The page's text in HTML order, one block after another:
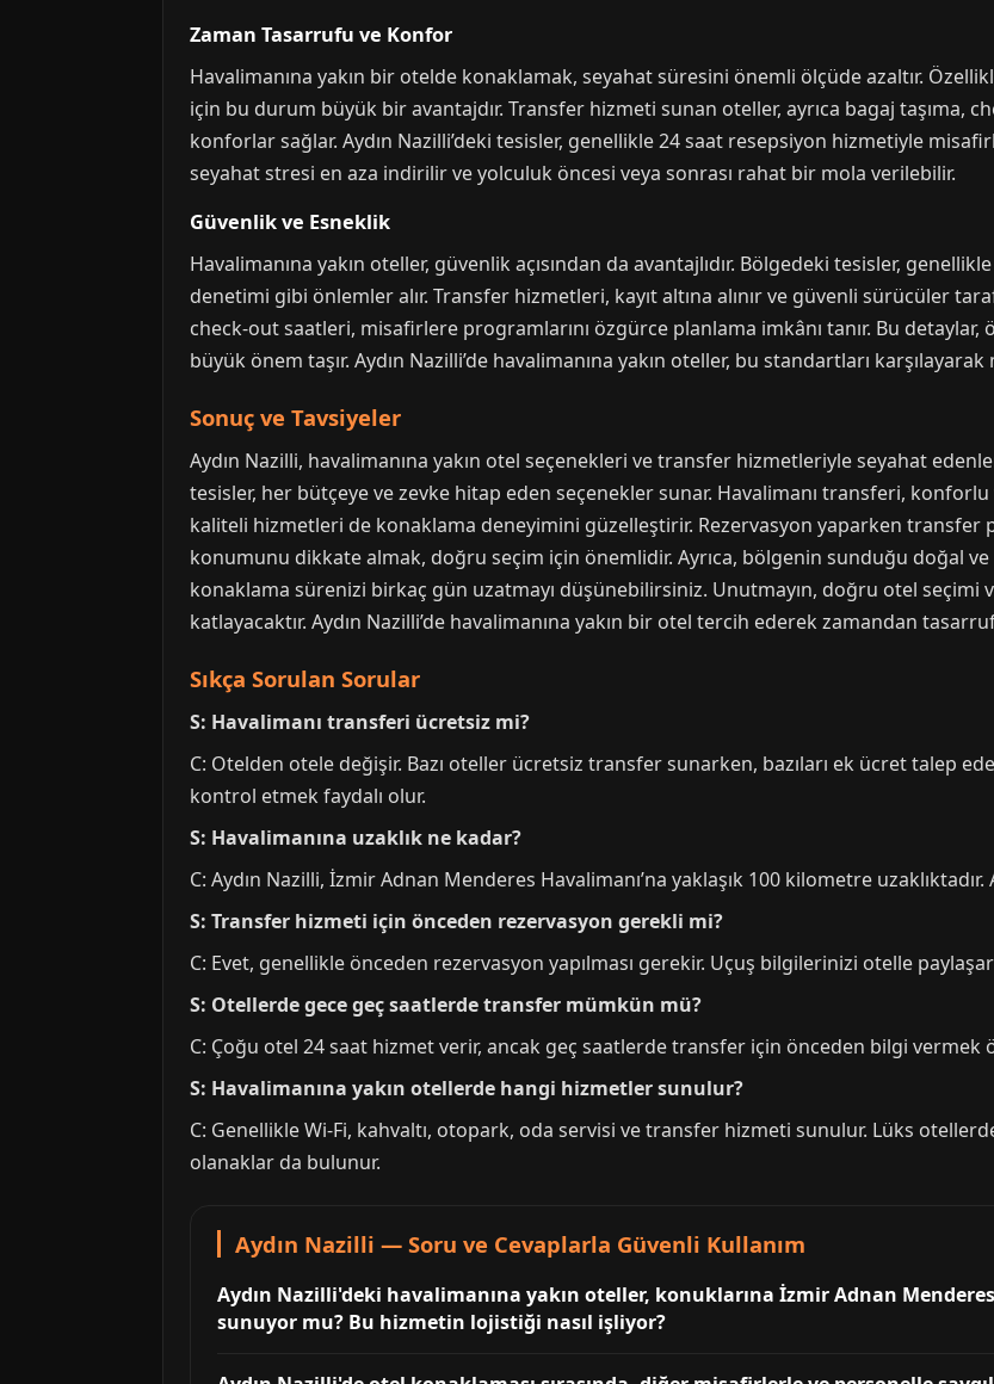
Zaman Tasarrufu ve Konfor
Havalimanına yakın bir otelde konaklamak, seyahat süresini önemli ölçüde azaltır.
için bu durum büyük bir avantajdır. Transfer hizmeti sunan oteller, ayrıca bagaj taşıma,
konforlar sağlar. Aydın Nazilli’deki tesisler, genellikle 24 saat resepsiyon hizmetiyle
seyahat stresi en aza indirilir ve yolculuk öncesi veya sonrası rahat bir mola verilebilir.
Güvenlik ve Esneklik
Havalimanına yakın oteller, güvenlik açısından da avantajlıdır. Bölgedeki tesisler,
denetimi gibi önlemler alır. Transfer hizmetleri, kayıt altına alınır ve güvenli sürücüler
check-out saatleri, misafirlere programlarını özgürce planlama imkânı tanır. Bu
büyük önem taşır. Aydın Nazilli’de havalimanına yakın oteller, bu standartları
Sonuç ve Tavsiyeler
Aydın Nazilli, havalimanına yakın otel seçenekleri ve transfer hizmetleriyle seyahat
tesisler, her bütçeye ve zevke hitap eden seçenekler sunar. Havalimanı transferi,
kaliteli hizmetleri de konaklama deneyimini güzelleştirir. Rezervasyon yaparken transfer
konumunu dikkate almak, doğru seçim için önemlidir. Ayrıca, bölgenin sunduğu doğal
konaklama sürenizi birkaç gün uzatmayı düşünebilirsiniz. Unutmayın, doğru otel seçimi
katlayacaktır. Aydın Nazilli’de havalimanına yakın bir otel tercih ederek zamandan
Sıkça Sorulan Sorular
S: Havalimanı transferi ücretsiz mi?
C: Otelden otele değişir. Bazı oteller ücretsiz transfer sunarken, bazıları ek ücret talep
kontrol etmek faydalı olur.
S: Havalimanına uzaklık ne kadar?
C: Aydın Nazilli, İzmir Adnan Menderes Havalimanı’na yaklaşık 100 kilometre
S: Transfer hizmeti için önceden rezervasyon gerekli mi?
C: Evet, genellikle önceden rezervasyon yapılması gerekir. Uçuş bilgilerinizi otelle
S: Otellerde gece geç saatlerde transfer mümkün mü?
C: Çoğu otel 24 saat hizmet verir, ancak geç saatlerde transfer için önceden bilgi vermek
S: Havalimanına yakın otellerde hangi hizmetler sunulur?
C: Genellikle Wi-Fi, kahvaltı, otopark, oda servisi ve transfer hizmeti sunulur. Lüks
olanaklar da bulunur.
Aydın Nazilli — Soru ve Cevaplarla Güvenli Kullanım
Aydın Nazilli'deki havalimanına yakın oteller, konuklarına İzmir Adnan
sunuyor mu? Bu hizmetin lojistiği nasıl işliyor?